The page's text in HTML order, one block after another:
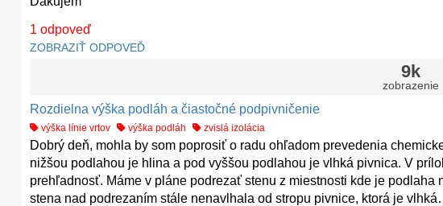
1 odpoveď
ZOBRAZIŤ ODPOVEĎ
9k
zobrazenie
Rozdielna výška podláh a čiastočné podpivničenie
výška línie vrtov výška podláh zvislá izolácia
Dobrý deň, mohla by som poprosiť o radu ohľadom prevedenia
nižšou podlahou je hlina a pod vyššou podlahou je vlhká pivnica. V
prehľadnosť. Máme v pláne podrezať stenu z miestnosti kde je
stena nad podrezaním stále nenavlhala od stropu pivnice, ktorá je